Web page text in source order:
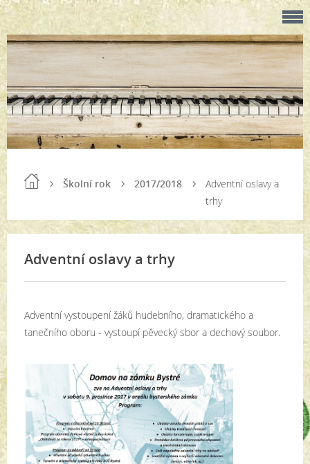
Školní rok 2017/2018
Adventní oslavy a
trhy
Adventní oslavy a trhy
Adventní vystoupení žáků hudebního, dramatického a
tanečního oboru - vystoupí pěvecký sbor a dechový soubor.